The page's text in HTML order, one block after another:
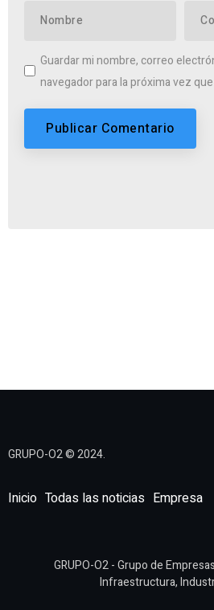
Guardar mi nombre, correo
navegador para la próxima vez
GRUPO-O2 © 2024.
Inicio Todas las noticias Empresa
GRUPO-O2 - Grupo de
Infraestructura,